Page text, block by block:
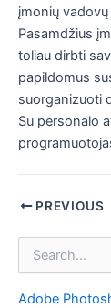
įmonių
Pasamdžius
toliau dirbti
papildomus
suorganizuoti
Su personalo
PostPREVIOUS
k
Adobe